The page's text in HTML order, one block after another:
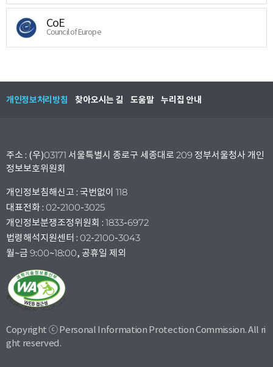
CoE
Council of Europe
개인정보처리방침 찾아오시는 길 도움말 누리집 안내
주소 : (우)03171 서울특별시 종로구 세종대로 209 정부서울청사 개인
정보보호위원회
개인정보침해신고 : 국번없이 118
대표전화 : 02-2100-3025
개인정보분쟁조정위원회 : 1833-6972
법령해석지원센터 : 02-2100-3043
월~금 9:00~18:00, 공휴일 제외
Copyright ⓒ Personal Information Protection Commission. All ri
ght reserved.